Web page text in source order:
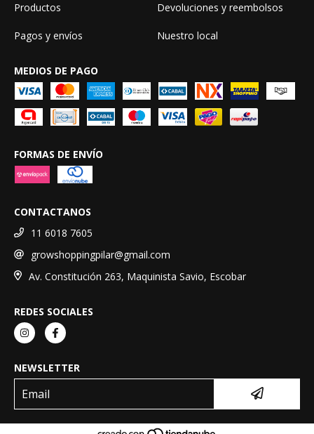
Productos
Devoluciones y reembolsos
Pagos y envíos Nuestro local
MEDIOS DE PAGO
FORMAS DE ENVÍO
CONTACTANOS
11 6018 7605
growshoppingpilar@gmail.com
Av. Constitución 263, Maquinista Savio, Escobar
REDES SOCIALES
NEWSLETTER